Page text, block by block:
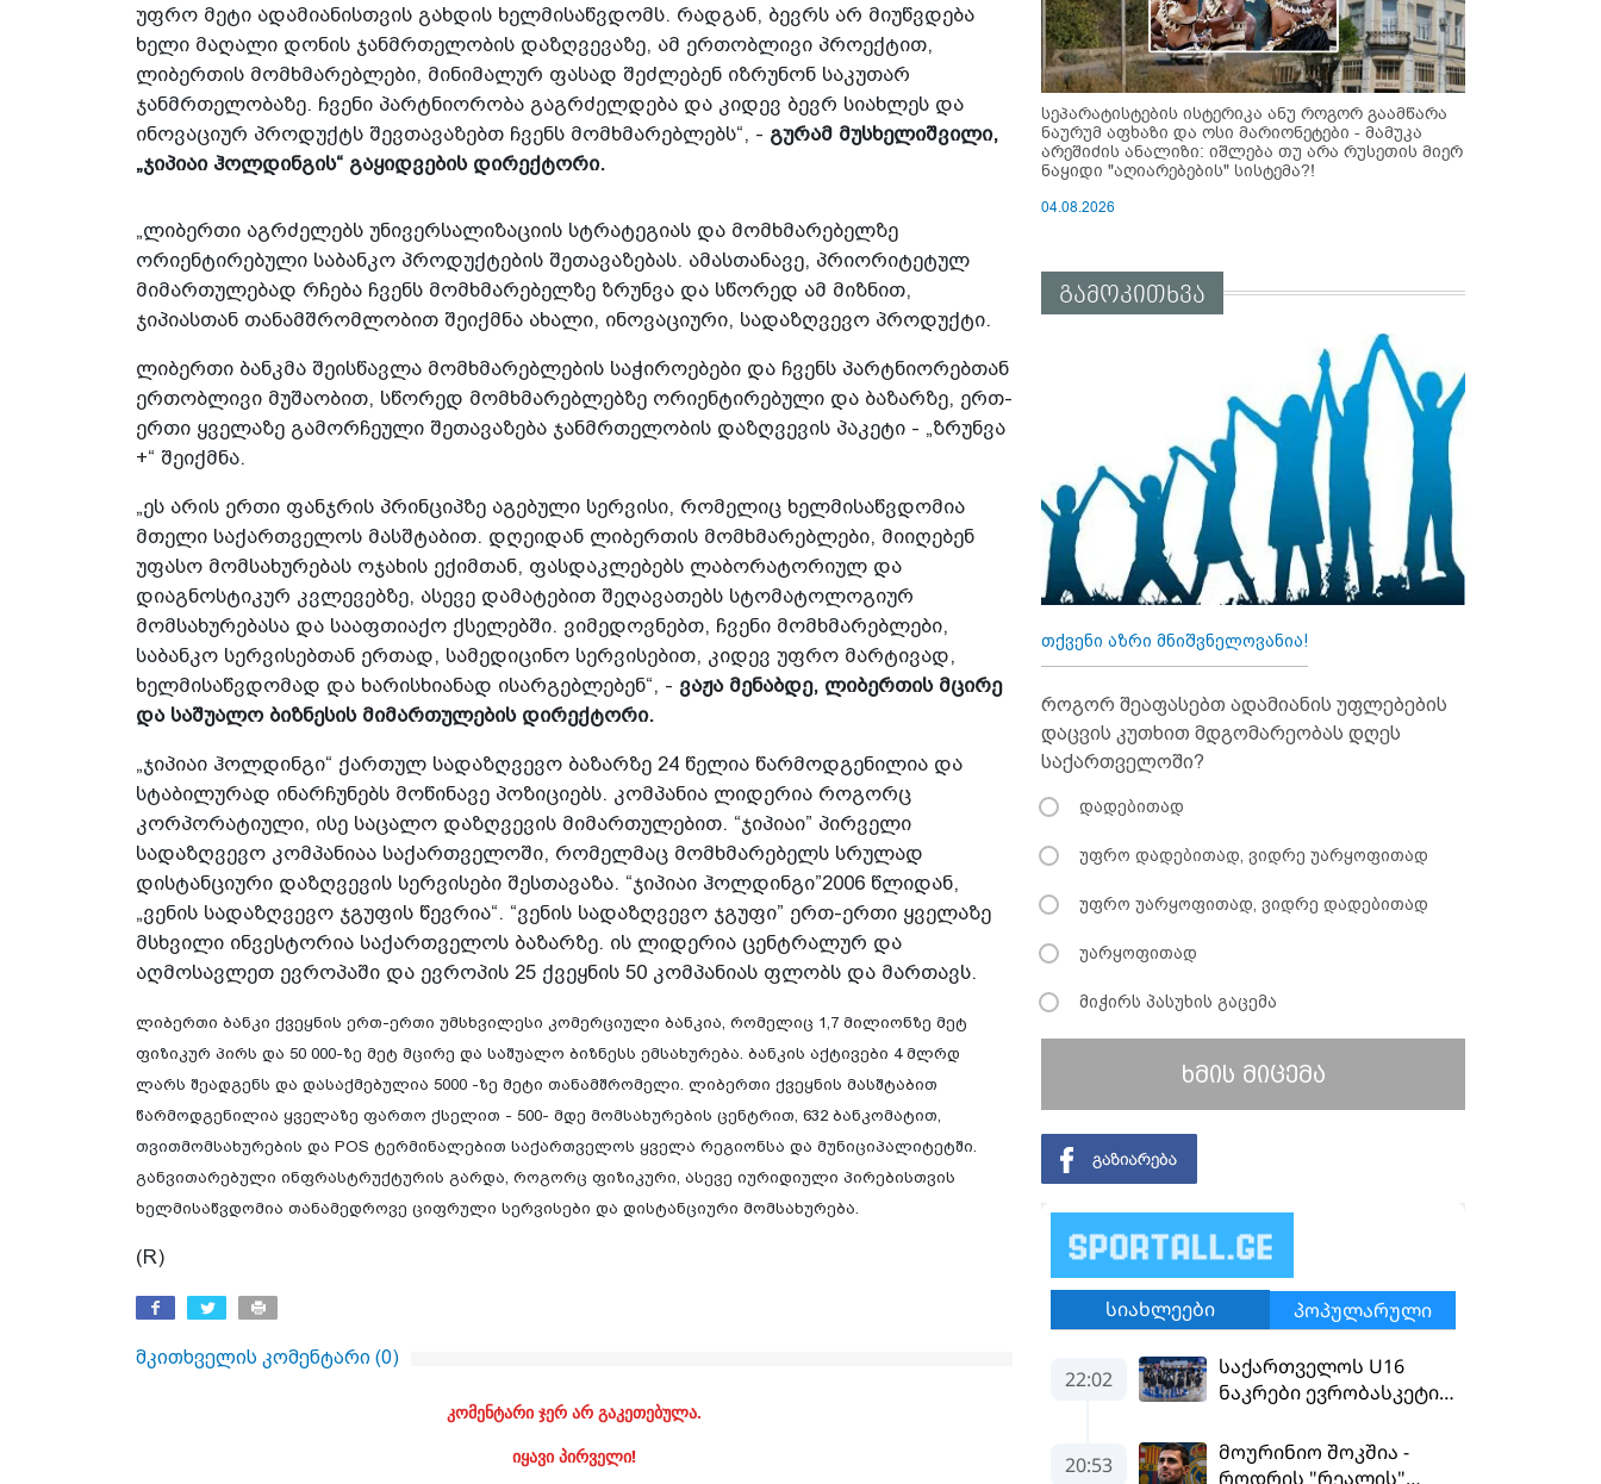
უფრო მეტი ადამიანისთვის გახდის ხელმისაწვდომს. რადგან, ბევრს არ მიუწვდება
ხელი მაღალი დონის ჯანმრთელობის დაზღვევაზე, ამ ერთობლივი პროექტით,
ლიბერთის მომხმარებლები, მინიმალურ ფასად შეძლებენ იზრუნონ საკუთარ
ჯანმრთელობაზე. ჩვენი პარტნიორობა გაგრძელდება და კიდევ ბევრ სიახლეს და
ინოვაციურ პროდუქტს შევთავაზებთ ჩვენს მომხმარებლებს“, - გურამ მუსხელიშვილი,
„ჯიპიაი ჰოლდინგის“ გაყიდვების დირექტორი.
„ლიბერთი აგრძელებს უნივერსალიზაციის სტრატეგიას და მომხმარებელზე
ორიენტირებული საბანკო პროდუქტების შეთავაზებას. ამასთანავე, პრიორიტეტულ
მიმართულებად რჩება ჩვენს მომხმარებელზე ზრუნვა და სწორედ ამ მიზნით,
ჯიპიასთან თანამშრომლობით შეიქმნა ახალი, ინოვაციური, სადაზღვევო პროდუქტი.
ლიბერთი ბანკმა შეისწავლა მომხმარებლების საჭიროებები და ჩვენს პარტნიორებთან
ერთობლივი მუშაობით, სწორედ მომხმარებლებზე ორიენტირებული და ბაზარზე, ერთ-
ერთი ყველაზე გამორჩეული შეთავაზება ჯანმრთელობის დაზღვევის პაკეტი - „ზრუნვა
+“ შეიქმნა.
„ეს არის ერთი ფანჯრის პრინციპზე აგებული სერვისი, რომელიც ხელმისაწვდომია
მთელი საქართველოს მასშტაბით. დღეიდან ლიბერთის მომხმარებლები, მიიღებენ
უფასო მომსახურებას ოჯახის ექიმთან, ფასდაკლებებს ლაბორატორიულ და
დიაგნოსტიკურ კვლევებზე, ასევე დამატებით შეღავათებს სტომატოლოგიურ
მომსახურებასა და სააფთიაქო ქსელებში. ვიმედოვნებთ, ჩვენი მომხმარებლები,
საბანკო სერვისებთან ერთად, სამედიცინო სერვისებით, კიდევ უფრო მარტივად,
ხელმისაწვდომად და ხარისხიანად ისარგებლებენ“, - ვაჟა მენაბდე, ლიბერთის მცირე
და საშუალო ბიზნესის მიმართულების დირექტორი.
„ჯიპიაი ჰოლდინგი“ ქართულ სადაზღვევო ბაზარზე 24 წელია წარმოდგენილია და
სტაბილურად ინარჩუნებს მოწინავე პოზიციებს. კომპანია ლიდერია როგორც
კორპორატიული, ისე საცალო დაზღვევის მიმართულებით. “ჯიპიაი” პირველი
სადაზღვევო კომპანიაა საქართველოში, რომელმაც მომხმარებელს სრულად
დისტანციური დაზღვევის სერვისები შესთავაზა. “ჯიპიაი ჰოლდინგი”2006 წლიდან,
„ვენის სადაზღვევო ჯგუფის წევრია“. “ვენის სადაზღვევო ჯგუფი” ერთ-ერთი ყველაზე
მსხვილი ინვესტორია საქართველოს ბაზარზე. ის ლიდერია ცენტრალურ და
აღმოსავლეთ ევროპაში და ევროპის 25 ქვეყნის 50 კომპანიას ფლობს და მართავს.
ლიბერთი ბანკი ქვეყნის ერთ-ერთი უმსხვილესი კომერციული ბანკია, რომელიც 1,7 მილიონზე მეტ
ფიზიკურ პირს და 50 000-ზე მეტ მცირე და საშუალო ბიზნესს ემსახურება. ბანკის აქტივები 4 მლრდ
ლარს შეადგენს და დასაქმებულია 5000 -ზე მეტი თანამშრომელი. ლიბერთი ქვეყნის მასშტაბით
წარმოდგენილია ყველაზე ფართო ქსელით - 500- მდე მომსახურების ცენტრით, 632 ბანკომატით,
თვითმომსახურების და POS ტერმინალებით საქართველოს ყველა რეგიონსა და მუნიციპალიტეტში.
განვითარებული ინფრასტრუქტურის გარდა, როგორც ფიზიკური, ასევე იურიდიული პირებისთვის
ხელმისაწვდომია თანამედროვე ციფრული სერვისები და დისტანციური მომსახურება.
(R)
მკითხველის კომენტარი (0)
კომენტარი ჯერ არ გაკეთებულა.
იყავი პირველი!
სეპარატისტების ისტერიკა ანუ როგორ გაამწარა
ნაურუმ აფხაზი და ოსი მარიონეტები - მამუკა
არეშიძის ანალიზი: იშლება თუ არა რუსეთის მიერ
ნაყიდი "აღიარებების" სისტემა?!
04.08.2026
გამოკითხვა
თქვენი აზრი მნიშვნელოვანია!
როგორ შეაფასებთ ადამიანის უფლებების
დაცვის კუთხით მდგომარეობას დღეს
საქართველოში?
დადებითად
უფრო დადებითად, ვიდრე უარყოფითად
უფრო უარყოფითად, ვიდრე დადებითად
უარყოფითად
მიჭირს პასუხის გაცემა
ხმის მიცემა